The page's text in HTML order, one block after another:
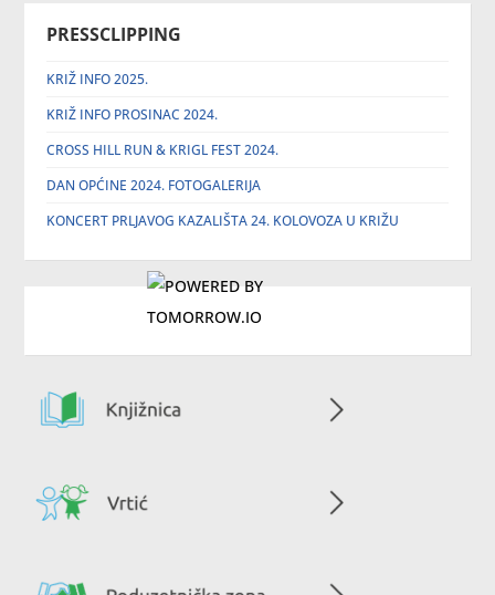
PRESSCLIPPING
KRIŽ INFO 2025.
KRIŽ INFO PROSINAC 2024.
CROSS HILL RUN & KRIGL FEST 2024.
DAN OPĆINE 2024. FOTOGALERIJA
KONCERT PRLJAVOG KAZALIŠTA 24. KOLOVOZA U KRIŽU